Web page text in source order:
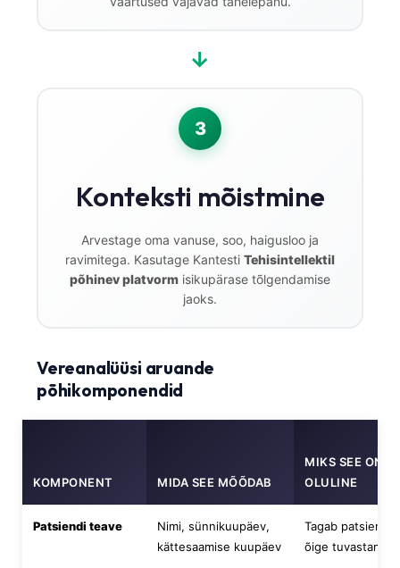
→
3
Konteksti mõistmine
Arvestage oma vanuse, soo, haigusloo ja
ravimitega. Kasutage Kantesti Tehisintellektil
põhinev platvorm isikupärase tõlgendamise
jaoks.
Vereanalüüsi aruande
põhikomponendid
KOMPONENT MIDA SEE MÕÕDAB
MIKS SEE ON
OLULINE
Patsiendi teave
Nimi, sünnikuupäev,
kättesaamise kuupäev
Tagab patsiendi
õige tuvastamise